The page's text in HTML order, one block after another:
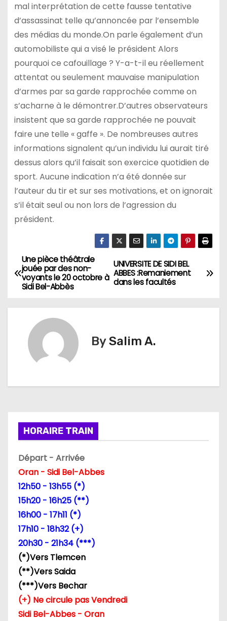
mal interprétation de cette fausse tentative
d’assassinat telle qu’annoncée par l’ensemble
des médias du monde.On parle également d’un
automobiliste qui a visé le président Alors
pourquoi ce cafouillage ? Y-a-t-il eu réellement
attentat ou seulement mauvaise manipulation
d’armes par sa garde rapprochée comme on
s’acharne à le démontrer.D’autres observateurs
insistent que sa garde rapprochée ne pouvait
faire une telle « gaffe ». De nombreuses autres
informations signalent qu’un individu lui aurait tiré
dessus alors qu’il faisait son exercice quotidien de
sport. Aucune indication n’a été donnée sur
l’auteur du tir et sur ses motivations, et on ignorait
s’il était seul ou non lors de l’agression du
président.
N
a
v
t
o
n
d
e
a
r
t
UNIVERSITE DE SIDI BEL
ABBES :Remaniement
dans les facultés
Une pièce théâtrale
jouée par des non-
voyants le 20 octobre à
Sidi Bel-Abbès
BySalim A.
HORAIRE TRAIN
Départ - Arrivée
Oran - Sidi Bel-Abbes
12h50 - 13h55 (*)
15h20 - 16h25 (**)
16h00 - 17h11 (*)
17h10 - 18h32 (+)
20h30 - 21h34 (***)
(*)Vers Tlemcen
(**)Vers Saida
(***)Vers Bechar
(+) Ne circule pas Vendredi
Sidi Bel-Abbes - Oran